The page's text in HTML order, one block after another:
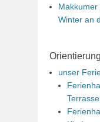
Winter an
unser